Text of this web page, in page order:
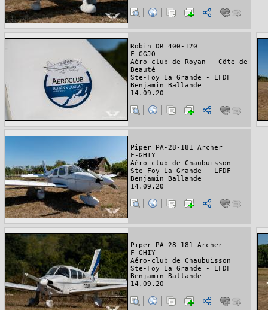
Robin DR 400-120
F-GGJO
Aéro-club de Royan - Côte de
Beauté
Ste-Foy La Grande - LFDF
Benjamin Ballande
14.09.20
Piper PA-28-181 Archer
F-GHIY
Aéro-club de Chaubuisson
Ste-Foy La Grande - LFDF
Benjamin Ballande
14.09.20
Piper PA-28-181 Archer
F-GHIY
Aéro-club de Chaubuisson
Ste-Foy La Grande - LFDF
Benjamin Ballande
14.09.20